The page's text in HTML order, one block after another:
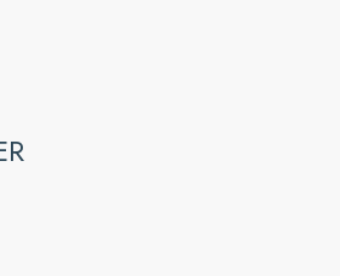
iletebilirsiniz.